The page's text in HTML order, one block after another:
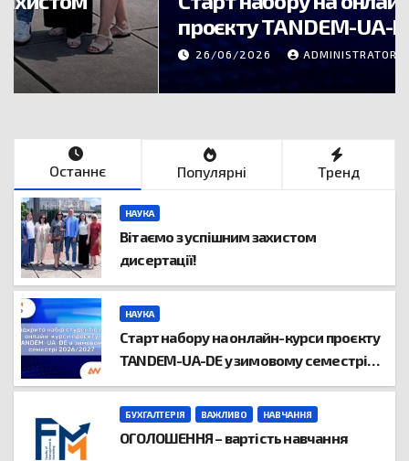
проєкту TANDEM-UA-DE у
зимовому семестрі 2026/2027!
26/06/2026 ADMINISTRATOR
Останнє Популярні Тренд
НАУКА
Вітаємо з успішним захистом
дисертації!
НАУКА
Старт набору на онлайн-курси проєкту
TANDEM-UA-DE у зимовому семестрі
2026/2027!
БУХГАЛТЕРІЯ ВАЖЛИВО НАВЧАННЯ
ОГОЛОШЕННЯ – вартість навчання